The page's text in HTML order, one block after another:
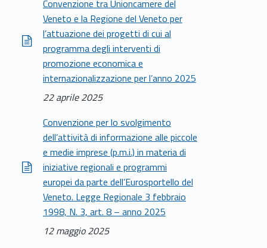
Convenzione tra Unioncamere del
Veneto e la Regione del Veneto per
l’attuazione dei progetti di cui al
programma degli interventi di
promozione economica e
internazionalizzazione per l’anno 2025
22 aprile 2025
Convenzione per lo svolgimento
dell’attività di informazione alle piccole
e medie imprese (p.m.i.) in materia di
iniziative regionali e programmi
europei da parte dell’Eurosportello del
Veneto. Legge Regionale 3 febbraio
1998, N. 3, art. 8 – anno 2025
12 maggio 2025